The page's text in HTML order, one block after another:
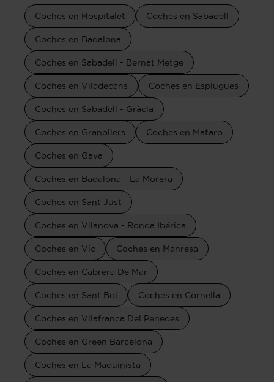
Coches en Hospitalet Coches en Sabadell
Coches en Badalona
Coches en Sabadell - Bernat Metge
Coches en Viladecans Coches en Esplugues
Coches en Sabadell - Gràcia
Coches en Granollers Coches en Mataro
Coches en Gava
Coches en Badalona - La Morera
Coches en Sant Just
Coches en Vilanova - Ronda Ibérica
Coches en Vic Coches en Manresa
Coches en Cabrera De Mar
Coches en Sant Boi Coches en Cornella
Coches en Vilafranca Del Penedes
Coches en Green Barcelona
Coches en La Maquinista